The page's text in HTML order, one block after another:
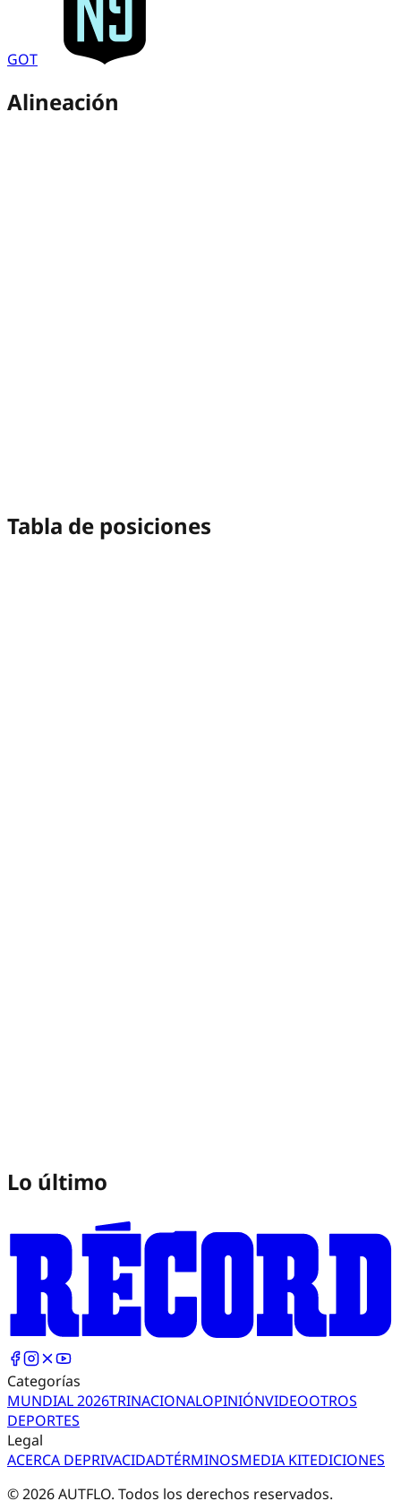
GOT
Alineación
Tabla de posiciones
Lo último
Categorías
MUNDIAL 2026TRINACIONALOPINIÓNVIDEOOTROS
DEPORTES
Legal
ACERCA DEPRIVACIDADTÉRMINOSMEDIA KITEDICIONES
©2026AUTFLO. Todos los derechos reservados.